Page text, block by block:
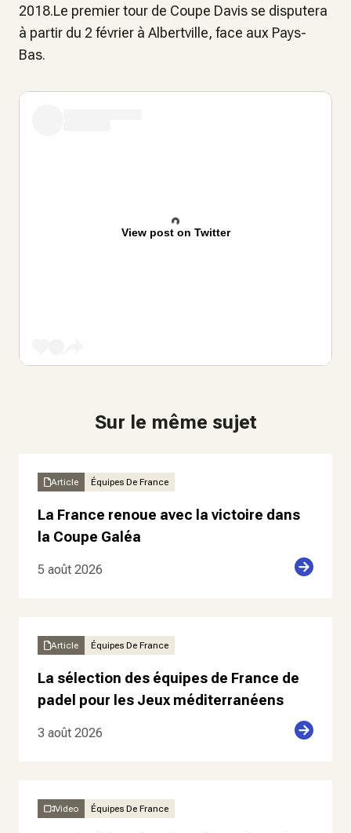
2018.Le premier tour de Coupe Davis se disputera
à partir du 2 février à Albertville, face aux Pays-
Bas.
View post on Twitter
Sur le même sujet
Article Équipes De France
La France renoue avec la victoire dans
la Coupe Galéa
5 août 2026
Article Équipes De France
La sélection des équipes de France de
padel pour les Jeux méditerranéens
3 août 2026
Video Équipes De France